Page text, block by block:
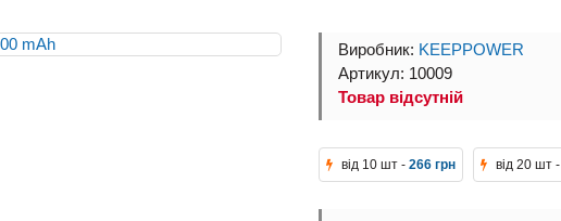
Виробник: KEEPPOWER
Артикул: 10009
Товар відсутній
від 10 шт - 266 грн від 20 шт -